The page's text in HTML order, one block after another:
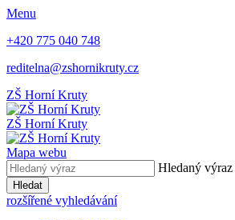
Menu
+420 775 040 748
reditelna@zshornikruty.cz
ZŠ Horní Kruty
ZŠ Horní Kruty
Mapa webu
Hledaný výraz
Hledat
rozšířené vyhledávání